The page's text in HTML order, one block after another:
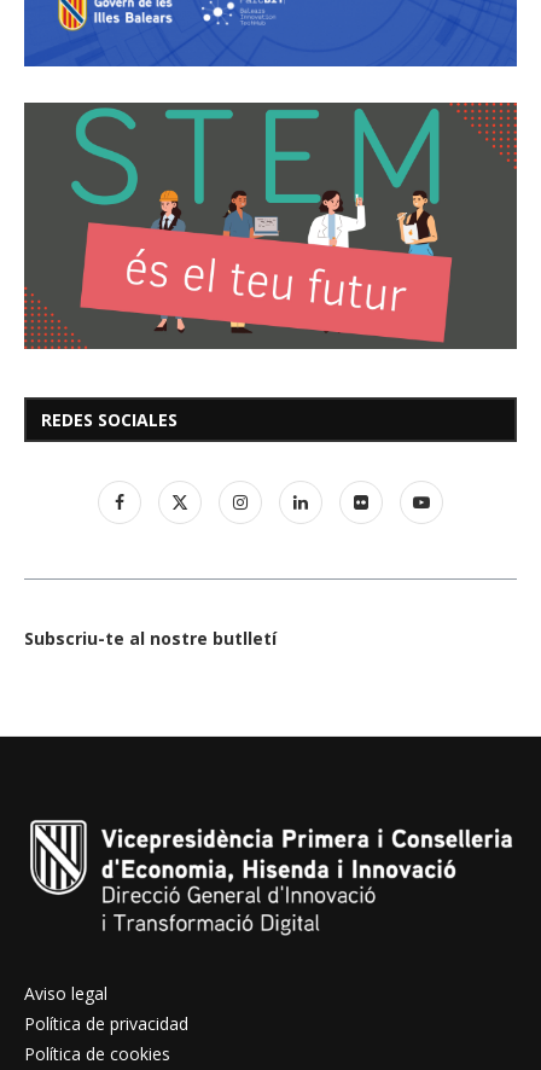
REDES SOCIALES
Subscriu-te al nostre butlletí
Aviso legal
Política de privacidad
Política de cookies